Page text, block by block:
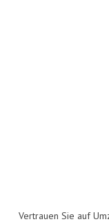
Vertrauen Sie auf